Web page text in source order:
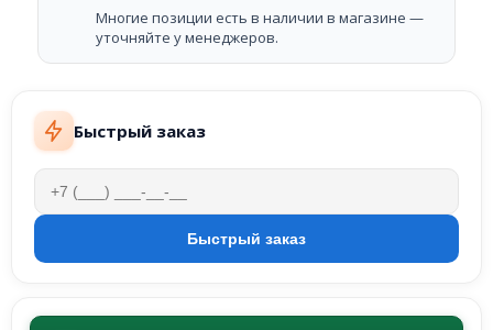
Быстрый заказ
Многие позиции есть в наличии в магазине —
уточняйте у менеджеров.